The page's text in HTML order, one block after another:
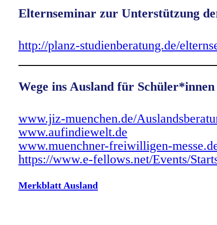
Elternseminar zur Unterstützung
http://planz-studienberatung.de/
Wege ins Ausland für Schüler*innen
www.jiz-muenchen.de/
www.aufindiewelt.de
www.muenchner-freiwilligen-
https://www.e-fellows.net/Events/
Merkblatt Ausland